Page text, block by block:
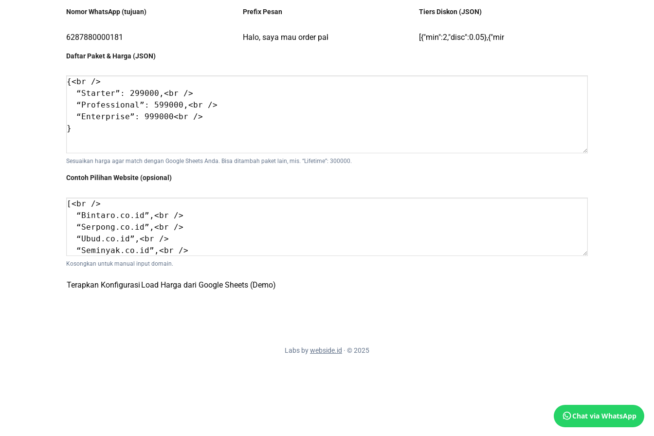
Chat via WhatsApp
Nomor WhatsApp (tujuan) Prefix Pesan Tiers Diskon (JSON)
Daftar Paket & Harga (JSON)
Sesuaikan harga agar match dengan Google Sheets Anda. Bisa ditambah paket lain, mis. “Lifetime”: 300000.
Contoh Pilihan Website (opsional)
Kosongkan untuk manual input domain.
Terapkan Konfigurasi Load Harga dari Google Sheets (Demo)
Labs bywebside.id · © 2025